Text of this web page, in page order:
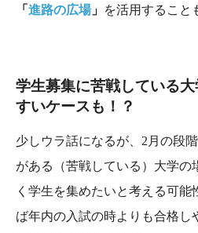
「 進路の広場」 を活用すること
学生募集に苦戦している
すいケースも！？
少しウラ話になるが、2月の段
がある（苦戦している）大学の
く学生を集めたいと考える可
ば年内の入試の時よりも合格し